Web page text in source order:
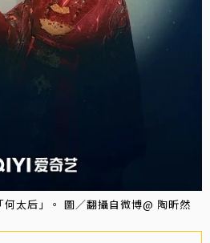
太后」。 圖／翻攝自微博@ 陶昕然